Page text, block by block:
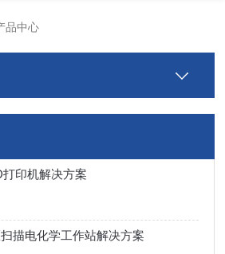
品中心
打印机解决方案
描电化学工作站解决方案